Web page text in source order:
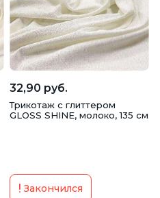
32,90 руб.
Трикотаж с глиттером
GLOSS SHINE, молоко, 135 см
Закончился